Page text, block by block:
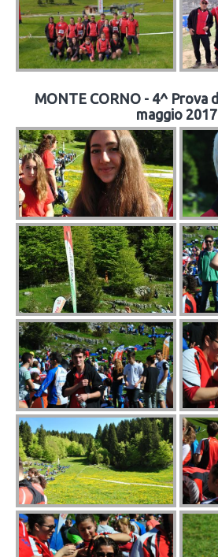
MONTE CORNO - 4^ Prova
maggio 2017